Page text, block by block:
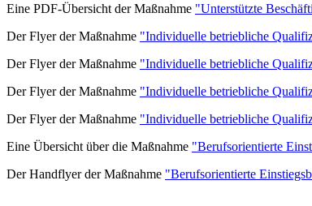
Eine PDF-Übersicht der Maßnahme "Unterstützte
Der Flyer der Maßnahme "Individuelle betriebliche
Der Flyer der Maßnahme "Individuelle betriebliche
Der Flyer der Maßnahme "Individuelle betriebliche
Der Flyer der Maßnahme "Individuelle betriebliche
Eine Übersicht über die Maßnahme "Berufsorientierte
Der Handflyer der Maßnahme "Berufsorientierte